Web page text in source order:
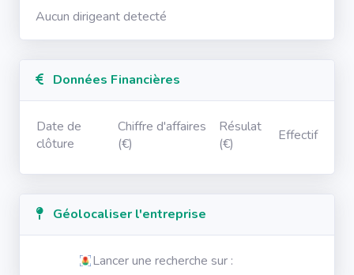
Aucun dirigeant detecté
Données Financières
Date de
clôture
Chiffre d'affaires
(€)
Résulat
(€)
Effectif
Géolocaliser l'entreprise
Lancer une recherche sur :